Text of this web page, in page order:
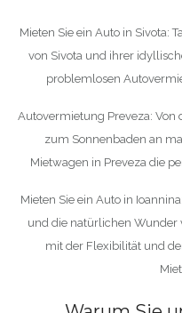
Mieten Sie ein Auto in Sivota:
von Sivota und ihrer
problemlosen
Autovermietung Preveza:
zum Sonnenbaden an
Mietwagen in Preveza die
Mieten Sie ein Auto in
und die natürlichen Wunder
mit der Flexibilität und